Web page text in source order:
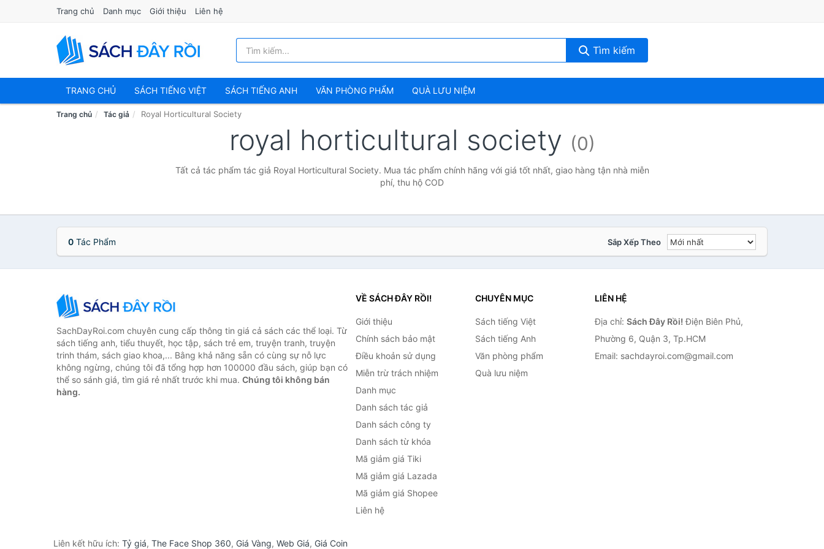
Trang chủ Danh mục Giới thiệu Liên hệ
Tìm kiếm
TRANG CHỦ SÁCH TIẾNG VIỆT SÁCH TIẾNG ANH VĂN PHÒNG PHẨM QUÀ LƯU NIỆM
Trang chủ Tác giả Royal Horticultural Society
royal horticultural society (0)
Tất cả tác phẩm tác giả Royal Horticultural Society. Mua tác phẩm chính hãng với giá tốt nhất, giao hàng tận nhà miễn
phí, thu hộ COD
0 Tác Phẩm Sắp Xếp Theo
SachDayRoi.com chuyên cung cấp thông tin giá cả sách các thể loại. Từ
sách tiếng anh, tiểu thuyết, học tập, sách trẻ em, truyện tranh, truyện
trinh thám, sách giao khoa,... Bằng khả năng sẵn có cùng sự nỗ lực
không ngừng, chúng tôi đã tổng hợp hơn 100000 đầu sách, giúp bạn có
thể so sánh giá, tìm giá rẻ nhất trước khi mua. Chúng tôi không bán
hàng.
VỀ SÁCH ĐÂY RỒI!
Giới thiệu
Chính sách bảo mật
Điều khoản sử dụng
Miễn trừ trách nhiệm
Danh mục
Danh sách tác giả
Danh sách công ty
Danh sách từ khóa
Mã giảm giá Tiki
Mã giảm giá Lazada
Mã giảm giá Shopee
Liên hệ
CHUYÊN MỤC
Sách tiếng Việt
Sách tiếng Anh
Văn phòng phẩm
Quà lưu niệm
LIÊN HỆ
Địa chỉ: Sách Đây Rồi! Điện Biên Phủ,
Phường 6, Quận 3, Tp.HCM
Email: sachdayroi.com@gmail.com
Liên kết hữu ích: Tỷ giá, The Face Shop 360, Giá Vàng, Web Giá, Giá Coin